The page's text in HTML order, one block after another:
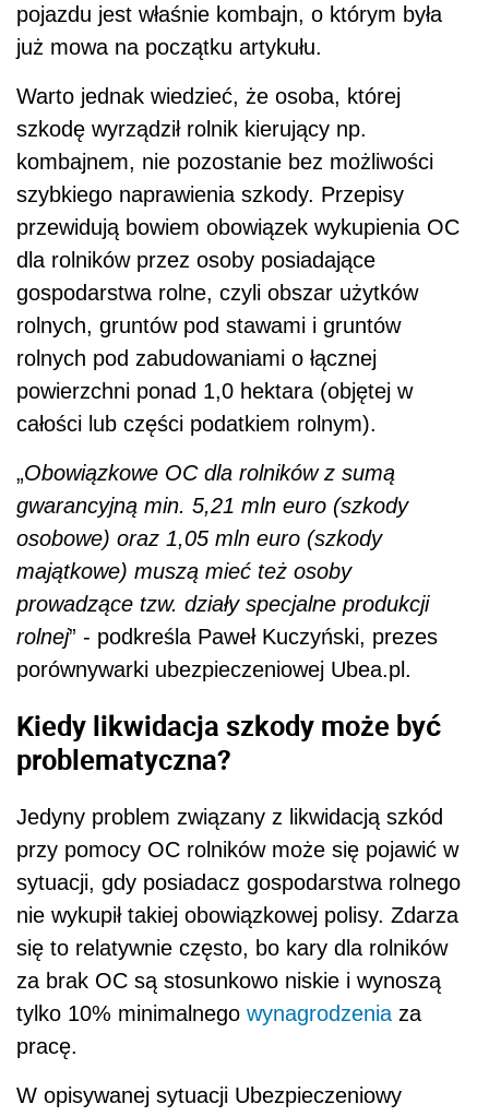
pojazdu jest właśnie kombajn, o którym była
już mowa na początku artykułu.
Warto jednak wiedzieć, że osoba, której
szkodę wyrządził rolnik kierujący np.
kombajnem, nie pozostanie bez możliwości
szybkiego naprawienia szkody. Przepisy
przewidują bowiem obowiązek wykupienia OC
dla rolników przez osoby posiadające
gospodarstwa rolne, czyli obszar użytków
rolnych, gruntów pod stawami i gruntów
rolnych pod zabudowaniami o łącznej
powierzchni ponad 1,0 hektara (objętej w
całości lub części podatkiem rolnym).
„Obowiązkowe OC dla rolników z sumą
gwarancyjną min. 5,21 mln euro (szkody
osobowe) oraz 1,05 mln euro (szkody
majątkowe) muszą mieć też osoby
prowadzące tzw. działy specjalne produkcji
rolnej” - podkreśla Paweł Kuczyński, prezes
porównywarki ubezpieczeniowej Ubea.pl.
Kiedy likwidacja szkody może być
problematyczna?
Jedyny problem związany z likwidacją szkód
przy pomocy OC rolników może się pojawić w
sytuacji, gdy posiadacz gospodarstwa rolnego
nie wykupił takiej obowiązkowej polisy. Zdarza
się to relatywnie często, bo kary dla rolników
za brak OC są stosunkowo niskie i wynoszą
tylko 10% minimalnego wynagrodzenia za
pracę.
W opisywanej sytuacji Ubezpieczeniowy